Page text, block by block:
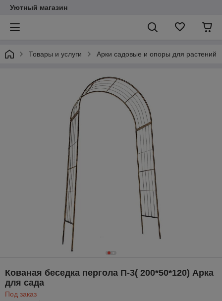
Уютный магазин
Товары и услуги Арки садовые и опоры для растений
Кованая беседка пергола П-3( 200*50*120) Арка
для сада
Под заказ